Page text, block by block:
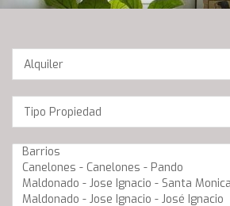
Operación
Location
Barrios